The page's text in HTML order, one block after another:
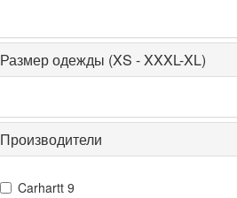
Размер одежды (XS - XXXL-XL)
Производители
Carhartt 9